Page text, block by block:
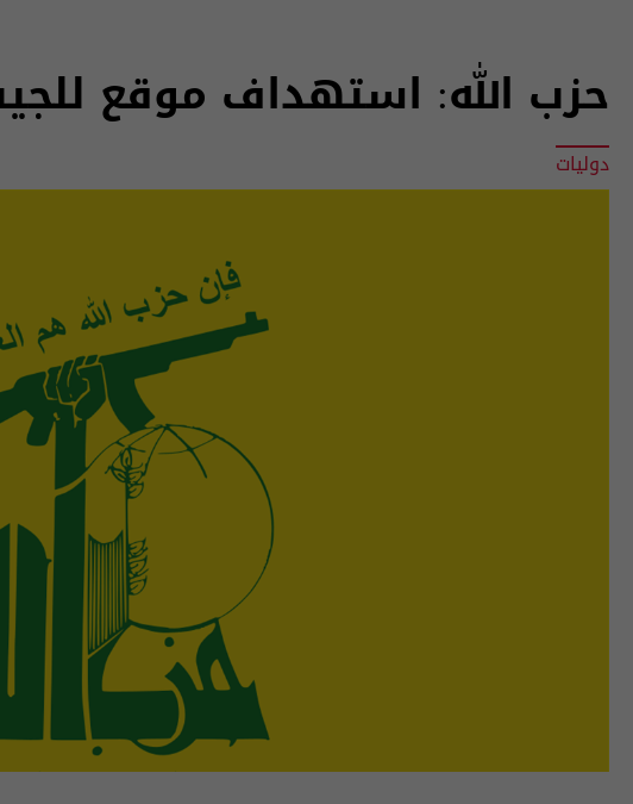
حزب الله: استهداف موقع
دوليات